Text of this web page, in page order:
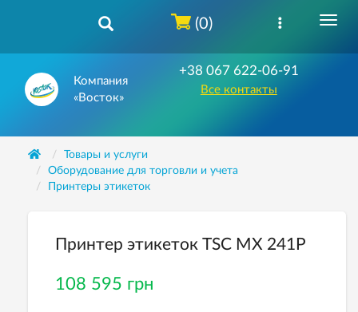
Компания
«Восток»
+38 067 622-06-91
Все контакты
(0)
Товары и услуги
Оборудование для торговли и учета
Принтеры этикеток
Принтер этикеток TSC МХ 241P
108 595 грн